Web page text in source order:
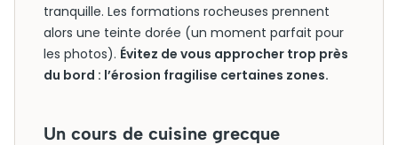
tranquille. Les formations rocheuses prennent
alors une teinte dorée (un moment parfait pour
les photos). Évitez de vous approcher trop près
du bord : l’érosion fragilise certaines zones.
Un cours de cuisine grecque